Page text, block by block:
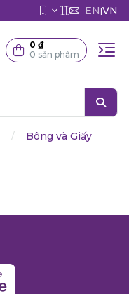
EN|VN
0 ₫
0 sản phẩm
Bông và Giấy